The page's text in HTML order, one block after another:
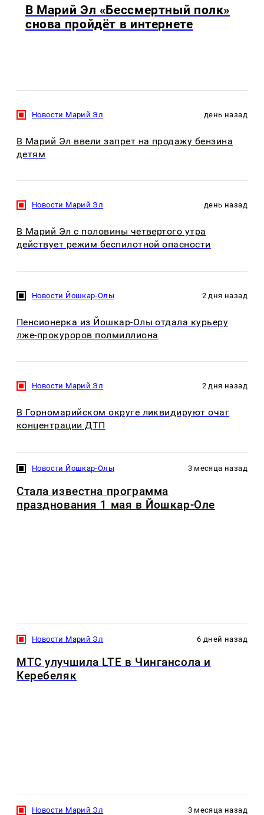
В Марий Эл «Бессмертный полк»
снова пройдёт в интернете
Новости Марий Эл день назад
В Марий Эл ввели запрет на продажу бензина
детям
Новости Марий Эл день назад
В Марий Эл с половины четвертого утра
действует режим беспилотной опасности
Новости Йошкар-Олы 2 дня назад
Пенсионерка из Йошкар-Олы отдала курьеру
лже-прокуроров полмиллиона
Новости Марий Эл 2 дня назад
В Горномарийском округе ликвидируют очаг
концентрации ДТП
Новости Йошкар-Олы 3 месяца назад
Стала известна программа
празднования 1 мая в Йошкар-Оле
Новости Марий Эл 6 дней назад
МТС улучшила LTE в Чингансола и
Керебеляк
Новости Марий Эл 3 месяца назад